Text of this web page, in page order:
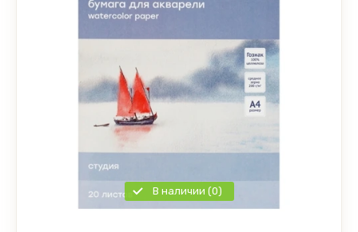
В наличии (0)